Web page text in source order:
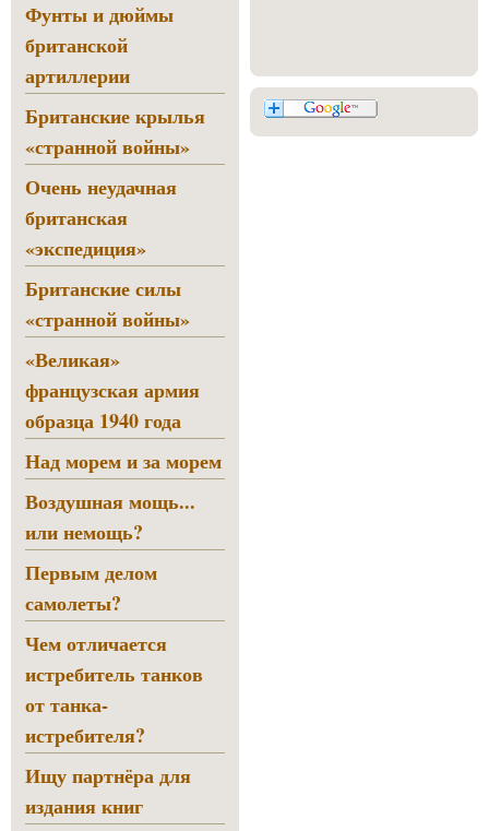
Фунты и дюймы
британской
артиллерии
Британские крылья
«странной войны»
Очень неудачная
британская
«экспедиция»
Британские силы
«странной войны»
«Великая»
французская армия
образца 1940 года
Над морем и за морем
Воздушная мощь...
или немощь?
Первым делом
самолеты?
Чем отличается
истребитель танков
от танка-
истребителя?
Ищу партнёра для
издания книг